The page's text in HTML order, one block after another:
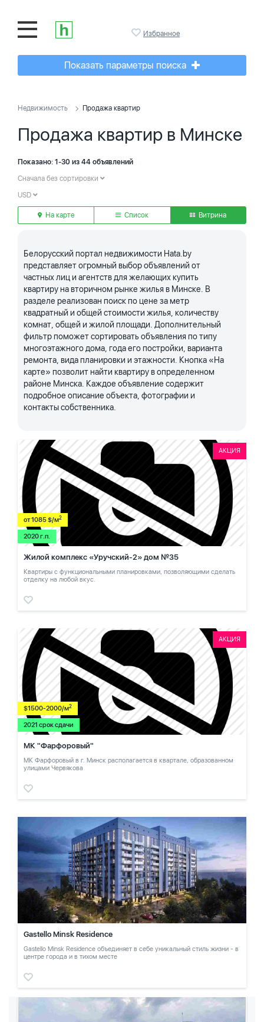
Избранное
Показать параметры поиска
Недвижимость Продажа квартир
Продажа квартир в Минске
Показано: 1-30 из 44 объявлений
Сначала без сортировки
USD
На карте Список Витрина
Белорусский портал недвижимости Hata.by
представляет огромный выбор объявлений от
частных лиц и агентств для желающих купить
квартиру на вторичном рынке жилья в Минске. В
разделе реализован поиск по цене за метр
квадратный и общей стоимости жилья, количеству
комнат, общей и жилой площади. Дополнительный
фильтр поможет сортировать объявления по типу
многоэтажного дома, года его постройки, варианта
ремонта, вида планировки и этажности. Кнопка «На
карте» позволит найти квартиру в определенном
районе Минска. Каждое объявление содержит
подробное описание объекта, фотографии и
контакты собственника.
АКЦИЯ
от 1085 $/м2
2020 г.п.
Жилой комплекс «Уручский-2» дом №35
Квартиры с функциональными планировками, позволяющими сделать
отделку на любой вкус.
АКЦИЯ
$1500-2000/м2
2021 срок сдачи
МК "Фарфоровый"
МК Фарфоровый в г. Минск располагается в квартале, образованном
улицами Червякова
Gastello Minsk Residence
Gastello Minsk Residence объединяет в себе уникальный стиль жизни - в
центре города и в тихом месте